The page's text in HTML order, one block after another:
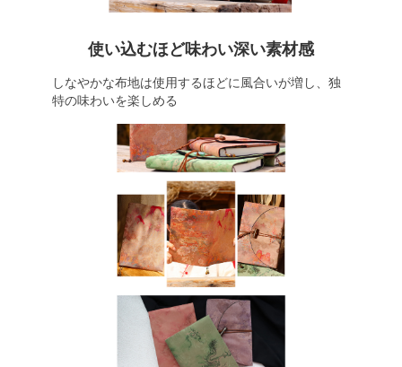
使い込むほど味わい深い素材感
しなやかな布地は使用するほどに風合いが増し、独
特の味わいを楽しめる